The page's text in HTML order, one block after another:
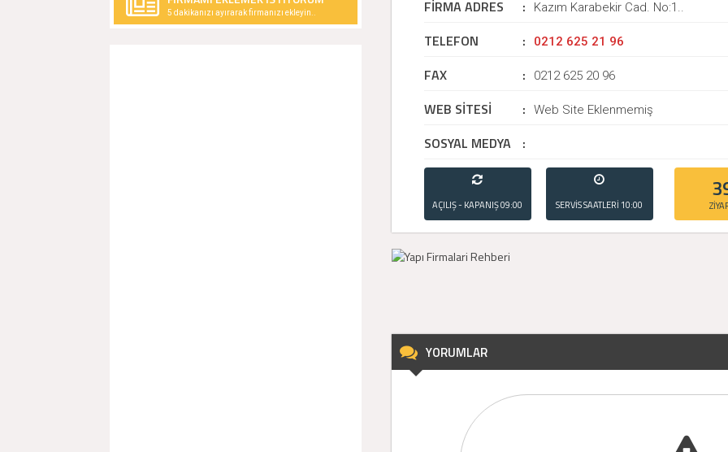
5 dakikanızı ayırarak firmanızı ekleyin.. FİRMA ADRES : Kazım Karabekir Cad. No:1..
TELEFON : 0212 625 21 96
FAX : 0212 625 20 96
WEB SİTESİ : Web Site Eklenmemiş
SOSYAL MEDYA :
AÇILIŞ - KAPANIŞ09:00
- 21:00
SERVİS SAATLERİ 10:00
- 20:00
YORUMLAR